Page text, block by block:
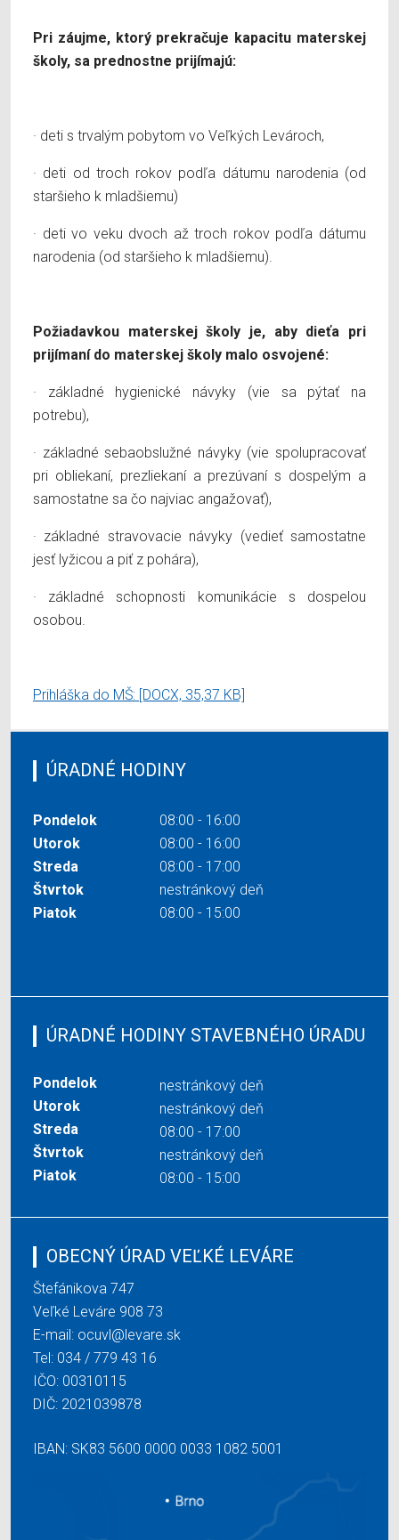
Pri záujme, ktorý prekračuje kapacitu materskej
školy, sa prednostne prijímajú:
· deti s trvalým pobytom vo Veľkých Levároch,
· deti od troch rokov podľa dátumu narodenia (od
staršieho k mladšiemu)
· deti vo veku dvoch až troch rokov podľa dátumu
narodenia (od staršieho k mladšiemu).
Požiadavkou materskej školy je, aby dieťa pri
prijímaní do materskej školy malo osvojené:
· základné hygienické návyky (vie sa pýtať na
potrebu),
· základné sebaobslužné návyky (vie spolupracovať
pri obliekaní, prezliekaní a prezúvaní s dospelým a
samostatne sa čo najviac angažovať),
· základné stravovacie návyky (vedieť samostatne
jesť lyžicou a piť z pohára),
· základné schopnosti komunikácie s dospelou
osobou.
Prihláška do MŠ: [DOCX, 35,37 KB]
ÚRADNÉ HODINY
Pondelok
08:00 - 16:00
Utorok
08:00 - 16:00
Streda
08:00 - 17:00
Štvrtok
nestránkový deň
Piatok
08:00 - 15:00
ÚRADNÉ HODINY STAVEBNÉHO ÚRADU
Pondelok
nestránkový deň
Utorok
nestránkový deň
Streda
08:00 - 17:00
Štvrtok
nestránkový deň
Piatok
08:00 - 15:00
OBECNÝ ÚRAD VEĽKÉ LEVÁRE
Štefánikova 747
Veľké Leváre 908 73
E-mail: ocuvl@levare.sk
Tel: 034 / 779 43 16
IČO: 00310115
DIČ: 2021039878
IBAN: SK83 5600 0000 0033 1082 5001